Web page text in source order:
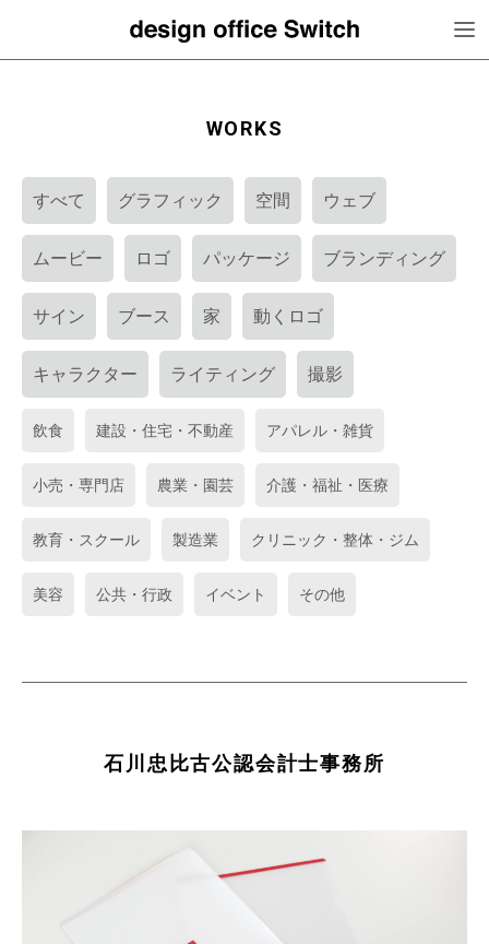
WORKS
すべて グラフィック 空間 ウェブ
ムービー ロゴ パッケージ ブランディング
サイン ブース 家 動くロゴ
キャラクター ライティング 撮影
飲食 建設・住宅・不動産 アパレル・雑貨
小売・専門店 農業・園芸 介護・福祉・医療
教育・スクール 製造業 クリニック・整体・ジム
美容 公共・行政 イベント その他
石川忠比古公認会計士事務所